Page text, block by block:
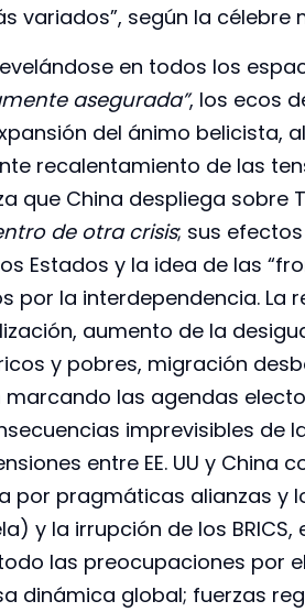
variados”, según la célebre
en todos los
asegurada”, los ecos
del ánimo belicista,
recalentamiento de las
que China despliega sobre
de otra crisis; sus
Estados y la idea de las
por la interdependencia. La
aumento de la
y pobres, migración
las agendas
imprevisibles de
entre EE. UU y China
pragmáticas alianzas y
y la irrupción de los
las preocupaciones por
dinámica global; fuerzas